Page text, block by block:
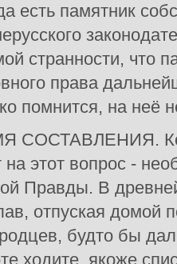
есть памятник
странности, что
права
помнится, на неё
СОСТАВЛЕНИЯ.
на этот вопрос -
Правды. В
отпуская домой
будто бы
ходите, якоже